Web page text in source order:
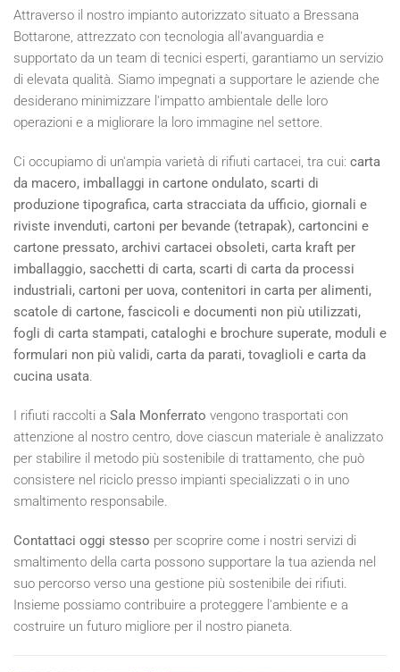
Attraverso il nostro impianto autorizzato situato a Bressana
Bottarone, attrezzato con tecnologia all'avanguardia e
supportato da un team di tecnici esperti, garantiamo un servizio
di elevata qualità. Siamo impegnati a supportare le aziende che
desiderano minimizzare l'impatto ambientale delle loro
operazioni e a migliorare la loro immagine nel settore.
Ci occupiamo di un'ampia varietà di rifiuti cartacei, tra cui: carta
da macero, imballaggi in cartone ondulato, scarti di
produzione tipografica, carta stracciata da ufficio, giornali e
riviste invenduti, cartoni per bevande (tetrapak), cartoncini e
cartone pressato, archivi cartacei obsoleti, carta kraft per
imballaggio, sacchetti di carta, scarti di carta da processi
industriali, cartoni per uova, contenitori in carta per alimenti,
scatole di cartone, fascicoli e documenti non più utilizzati,
fogli di carta stampati, cataloghi e brochure superate, moduli e
formulari non più validi, carta da parati, tovaglioli e carta da
cucina usata.
I rifiuti raccolti a Sala Monferrato vengono trasportati con
attenzione al nostro centro, dove ciascun materiale è analizzato
per stabilire il metodo più sostenibile di trattamento, che può
consistere nel riciclo presso impianti specializzati o in uno
smaltimento responsabile.
Contattaci oggi stesso per scoprire come i nostri servizi di
smaltimento della carta possono supportare la tua azienda nel
suo percorso verso una gestione più sostenibile dei rifiuti.
Insieme possiamo contribuire a proteggere l'ambiente e a
costruire un futuro migliore per il nostro pianeta.